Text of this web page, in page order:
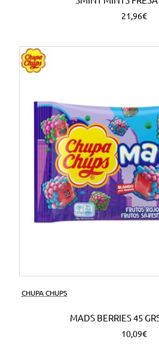
21,96€
CHUPA CHUPS
MADS BERRIES 45
10,09€